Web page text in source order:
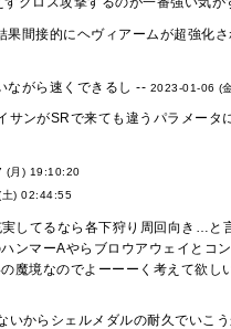
果間接的にヘヴィアームが超強
ながら速くできるし -- 2023-01-06 (
サンがSRで来ても違うパラメー
(月) 19:10:20
) 02:44:55
してるなら各下狩り周回向き…
ンマーAやらブロウアウェイと
魔境なのでよーーーく考えて欲
いからシェルメダルの耐久でいこ